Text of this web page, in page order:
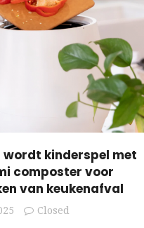
wordt kinderspel met
composter voor
van keukenafval
Closed